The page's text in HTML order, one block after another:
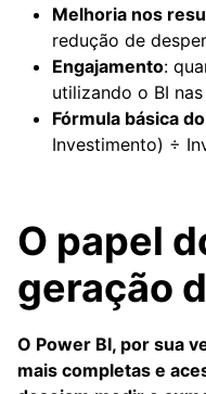
Melhoria nos
redução de
Engajamento:
utilizando o BI
Fórmula básica
Investimento) ÷
O papel
geração
O Power BI, por sua
mais completas e